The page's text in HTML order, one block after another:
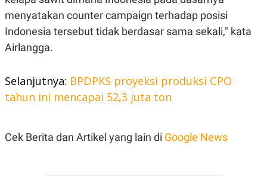
E
D
A
.
I
PEDOMAN
menyatakan counter campaign terhadap posisi
Indonesia tersebut tidak berdasar sama sekali," kata
Airlangga.
Selanjutnya: BPDPKS proyeksi produksi CPO
tahun ini mencapai 52,3 juta ton
Cek Berita dan Artikel yang lain di Google News